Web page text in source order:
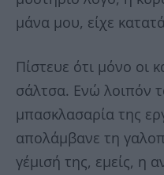
μάνα μου, είχε
Πίστευε ότι μόνο οι
σάλτσα. Ενώ λοιπόν
μπασκλασαρία της
απολάμβανε τη
γέμισή της, εμείς, η